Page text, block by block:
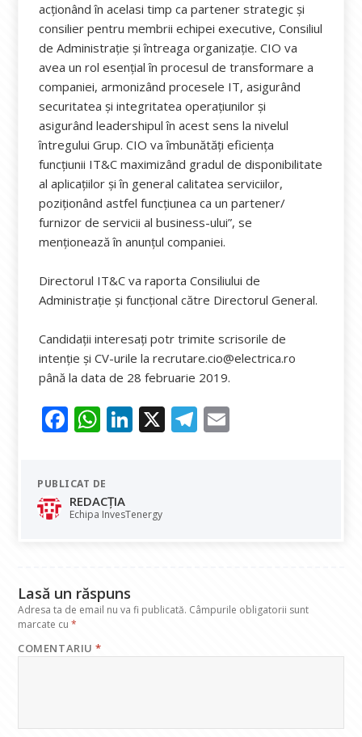
acționând în acelasi timp ca partener strategic și
consilier pentru membrii echipei executive, Consiliul
de Administrație și întreaga organizație. CIO va
avea un rol esențial în procesul de transformare a
companiei, armonizând procesele IT, asigurând
securitatea și integritatea operațiunilor și
asigurând leadershipul în acest sens la nivelul
întregului Grup. CIO va îmbunătăți eficiența
funcțiunii IT&C maximizând gradul de disponibilitate
al aplicațiilor și în general calitatea serviciilor,
poziționând astfel funcțiunea ca un partener/
furnizor de servicii al business-ului”, se
menționează în anunțul companiei.
Directorul IT&C va raporta Consiliului de
Administrație și funcțional către Directorul General.
Candidații interesați potr trimite scrisorile de
intenție și CV-urile la recrutare.cio@electrica.ro
până la data de 28 februarie 2019.
F
e
b
o
W
at
s
A
Li
dI
X T
PUBLICAT DE
REDACȚIA
Echipa InvesTenergy
Lasă un răspuns
Adresa ta de email nu va fi publicată. Câmpurile obligatorii sunt
marcate cu*
COMENTARIU*